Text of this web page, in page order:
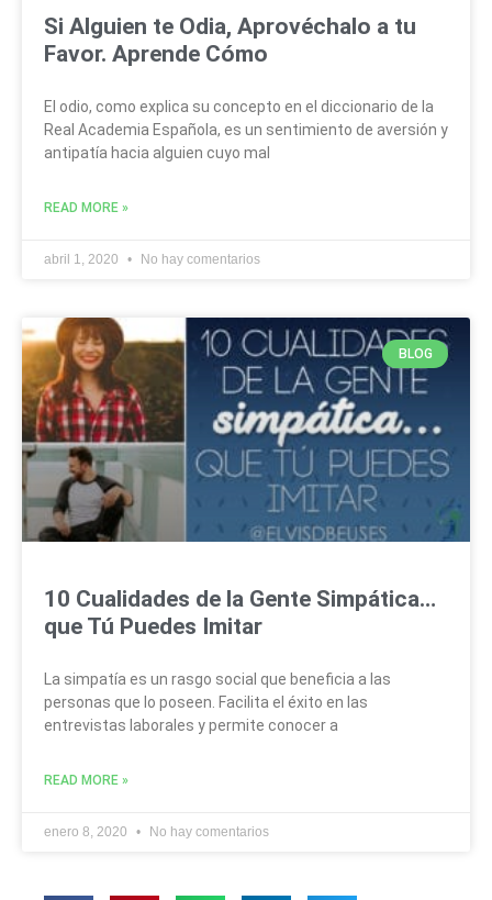
Si Alguien te Odia, Aprovéchalo a tu
Favor. Aprende Cómo
El odio, como explica su concepto en el diccionario de la
Real Academia Española, es un sentimiento de aversión y
antipatía hacia alguien cuyo mal
READ MORE »
abril 1, 2020 No hay comentarios
BLOG
10 Cualidades de la Gente Simpática…
que Tú Puedes Imitar
La simpatía es un rasgo social que beneficia a las
personas que lo poseen. Facilita el éxito en las
entrevistas laborales y permite conocer a
READ MORE »
enero 8, 2020 No hay comentarios